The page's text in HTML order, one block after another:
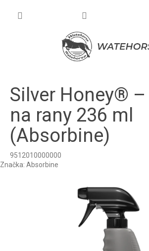
Silver Honey® –
na rany 236 ml
(Absorbine)
9512010000000
Značka: Absorbine